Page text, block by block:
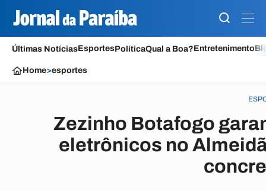
Últimas NotíciasEsportesPolíticaQual a Boa?Entretenimento
Home>esportes
Zezinho Botafogo
eletrônicos no